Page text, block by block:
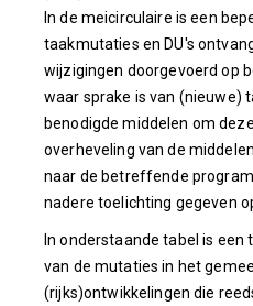
In de meicirculaire is een
taakmutaties en DU's
wijzigingen doorgevoerd op
waar sprake is van (nieuwe)
benodigde middelen om
overheveling van de
naar de betreffende
nadere toelichting gegeven
In onderstaande tabel is
van de mutaties in het
(rijks)ontwikkelingen die